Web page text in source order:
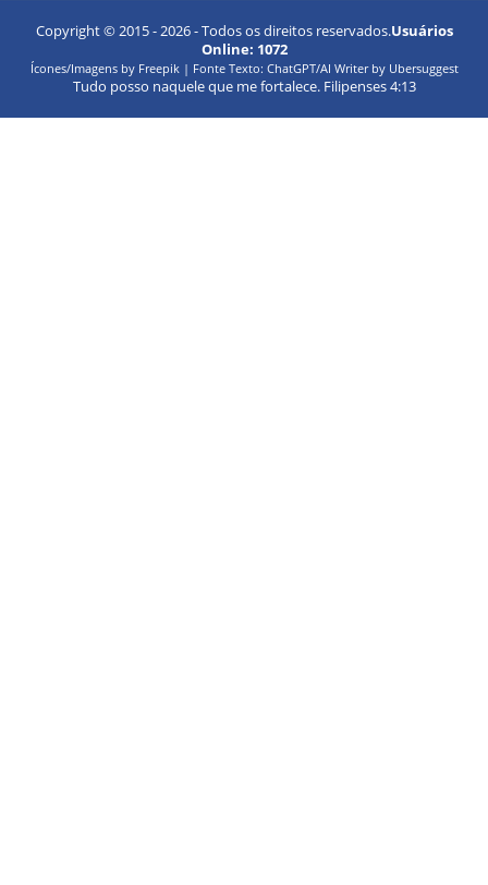
Copyright © 2015 -2026- Todos os direitos reservados.Usuários
Online: 1072
Ícones/Imagens by Freepik | Fonte Texto: ChatGPT/AI Writer by Ubersuggest
Tudo posso naquele que me fortalece. Filipenses 4:13